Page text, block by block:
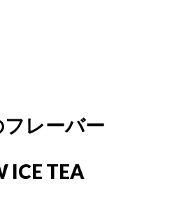
レーバー
ICE TEA